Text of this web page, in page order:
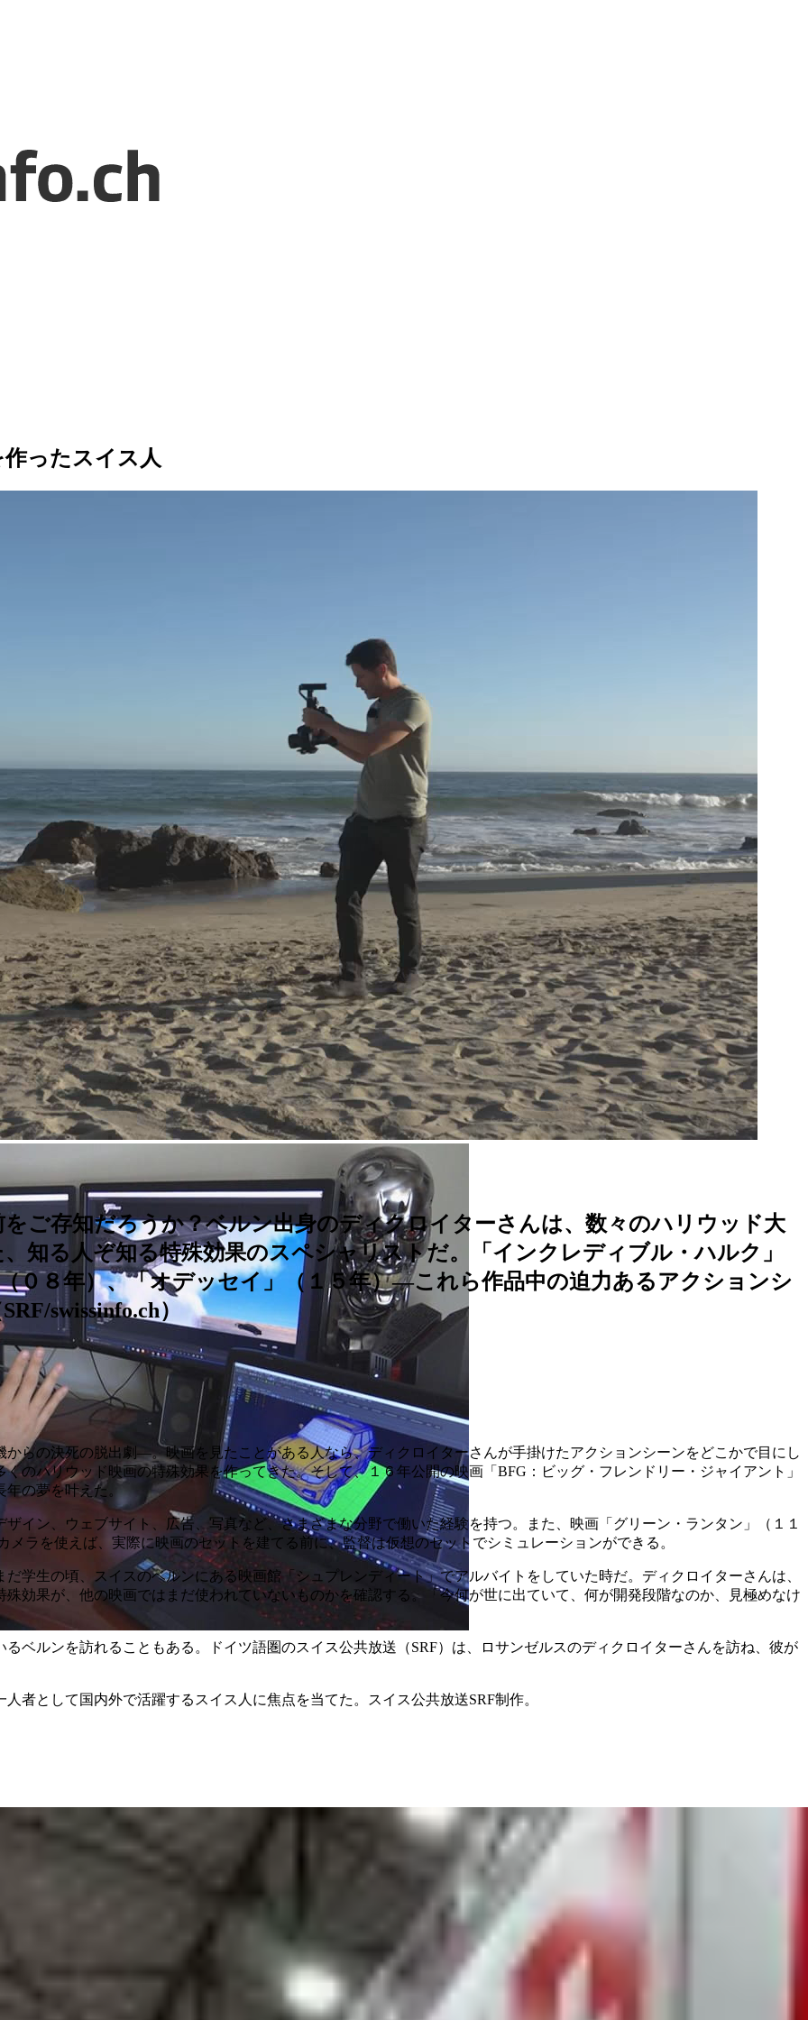
ったスイス人
ご存知だろうか？ベルン出身のディクロイターさんは、数々のハリウッド大
知る人ぞ知る特殊効果のスペシャリストだ。「インクレディブル・ハルク」
０８年）、「オデッセイ」（１５年）―これら作品中の迫力あるアクションシ
swissinfo.ch）
らの決死の脱出劇―。映画を見たことがある人なら、ディクロイターさんが手掛けたアクションシーンをどこかで目にし
のハリウッド映画の特殊効果を作ってきた。そして、１６年公開の映画「BFG：ビッグ・フレンドリー・ジャイアント」
年の夢を叶えた。
イン、ウェブサイト、広告、写真など、さまざまな分野で働いた経験を持つ。また、映画「グリーン・ランタン」（１１
ラを使えば、実際に映画のセットを建てる前に、監督は仮想のセットでシミュレーションができる。
学生の頃、スイスのベルンにある映画館「シュプレンディート」でアルバイトをしていた時だ。ディクロイターさんは、
効果が、他の映画ではまだ使われていないものかを確認する。「今何が世に出ていて、何が開発段階なのか、見極めなけ
ベルンを訪れることもある。ドイツ語圏のスイス公共放送（SRF）は、ロサンゼルスのディクロイターさんを訪ね、彼が
者として国内外で活躍するスイス人に焦点を当てた。スイス公共放送SRF制作。